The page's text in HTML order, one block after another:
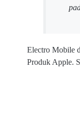
Electro Mobile
Produk Apple.